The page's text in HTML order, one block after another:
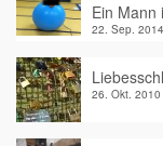
Ein Mann
22. Sep. 2014
26. Okt. 2010